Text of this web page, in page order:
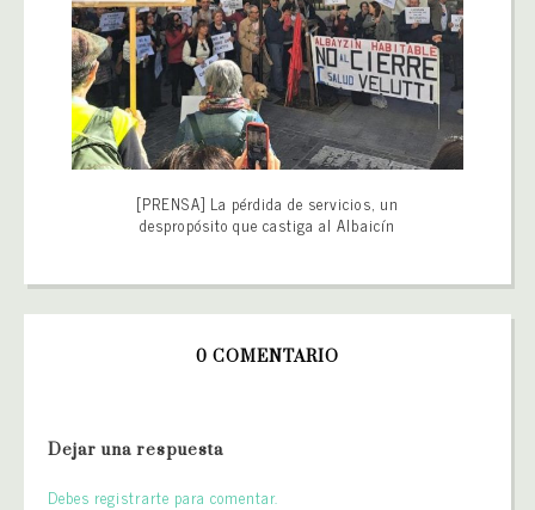
[PRENSA] La pérdida de servicios, un
despropósito que castiga al Albaicín
0 COMENTARIO
Dejar una respuesta
Debes registrarte para comentar.